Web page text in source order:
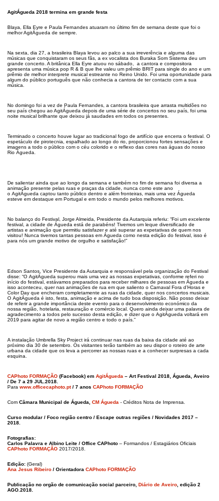
AgitÁgueda 2018 termina em grande festa
Blaya, Ella Eyre e Paula Fernandes atuaram no último fim de semana deste que foi o
melhor AgitÁgueda de sempre.
Na sexta, dia 27, a brasileira Blaya levou ao palco a sua irreverência e alguma das
músicas que conquistaram os seus fãs, a ex vocalista dos Buraka Som Sistema deu um
grande concerto. A britânica Ella Eyre atuou no sábado, a cantora e compositora
apresenta uma música pop R & B que lhe valeu um prêmio BRIT para single do ano e um
prêmio de melhor interprete musical estreante no Reino Unido. Foi uma oportunidade para
algum do público português que não conhecia a cantora de ter contacto com a sua
música.
No domingo foi a vez de Paula Fernandes, a cantora brasileira que arrasta multidões no
seu país chegou ao AgitÁgueda depois de uma série de concertos no seu país, foi uma
noite musical brilhante que deixou já saudades em todos os presentes.
Terminado o concerto houve lugar ao tradicional fogo de artifício que encerra o festival. O
espetáculo de pirotecnia, espalhado ao longo do rio, proporcionou fortes sensações e
imagens a todo o público com o céu colorido e o reflexo das cores nas águas do nosso
Rio Águeda.
De salientar ainda que ao longo da semana e também no fim de semana foi diversa a
animação presente pelas ruas e praças da cidade, nunca como este ano
o AgitÁgueda captou tanto público dentro e além fronteiras, mais uma vez Águeda
esteve em destaque em Portugal e em todo o mundo pelos melhores motivos.
No balanço do Festival, Jorge Almeida, Presidente da Autarquia referiu: “Foi um excelente
festival, a cidade de Águeda está de parabéns! Tivemos um leque diversificado de
artistas e animação que permitiu satisfazer e até superar as expetativas de quem nos
visitou! Nunca tivemos tantas pessoas em Águeda como nesta edição do festival, isso é
para nós um grande motivo de orgulho e satisfação!”
Edson Santos, Vice Presidente da Autarquia e responsável pela organização do Festival
disse: “O AgitÁgueda superou mais uma vez as nossas expetativas, conforme referi no
início do festival, estávamos preparados para receber milhares de pessoas em Águeda e
isso aconteceu, quer nas animações de rua em que saliento o Carnaval Fora d’Horas e
Color Day que encheram completamente as ruas da cidade, quer nos concertos musicais.
O AgitÁgueda é isto, festa, animação e acima de tudo boa disposição. Não posso deixar
de referir a grande importância deste evento para o desenvolvimento económico da
nossa região, hotelaria, restauração e comércio local. Quero ainda deixar uma palavra de
agradecimento a todos pelo sucesso desta edição, e dizer que o AgitÁgueda voltará em
2019 para agitar de novo a região centro e todo o país.”
A instalação Umbrella Sky Project irá continuar nas ruas da baixa da cidade até ao
próximo dia 30 de setembro. Os visitantes terão também ao seu dispor o roteiro de arte
urbana da cidade que os leva a percorrer as nossas ruas e a conhecer surpresas a cada
esquina.
CAPhoto FORMAÇÃO (Facebook) em AgitÁgueda – Art Festival 2018, Águeda, Aveiro
/ De 7 a 29 JUL.2018.
Para www.officecaphoto.pt/ 7 anos CAPhoto FORMAÇÃO
Com Câmara Municipal de Águeda, CM Águeda - Créditos Nota de Imprensa.
Curso modular / Foco região centro / Escape outras regiões / Novidades 2017 –
2018.
Fotografias:
Carlos Palavra e Albino Leite / Office CAPhoto – Formandos / Estagiários Oficiais
CAPhoto FORMAÇÃO 2017/2018.
Edição: (Geral)
Ana Jesus Ribeiro / Orientadora CAPhoto FORMAÇÃO
Publicação no orgão de comunicação social parceiro, Diário de Aveiro , edição 2
AGO.2018.